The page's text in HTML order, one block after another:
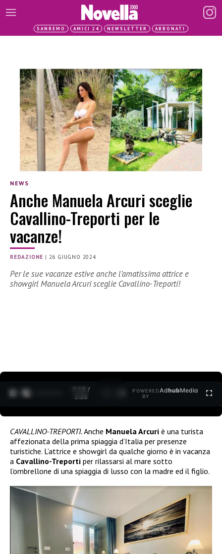
SANREMO AMICI 24 NEWSLETTER ABBONATI
NEWS
Anche Manuela Arcuri sceglie
Cavallino-Treporti per le
vacanze!
REDAZIONE | 26 GIUGNO 2024
Per le sue vacanze estive anche l’amatissima attrice e
showgirl Manuela Arcuri sceglie Cavallino-Treporti!
0:20 /
3:35
POWERED
BY
AdhubMedia
CAVALLINO-TREPORTI.Anche Manuela Arcuri è una turista
affezionata della prima spiaggia d’Italia per presenze
turistiche. L’attrice e showgirl da qualche giorno è in vacanza
a Cavallino-Treporti per rilassarsi al mare sotto
l’ombrellone di una spiaggia di lusso con la madre ed il figlio.